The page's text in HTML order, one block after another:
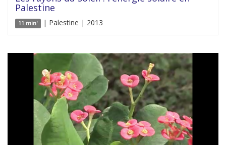
Palestine
11 min' | Palestine | 2013